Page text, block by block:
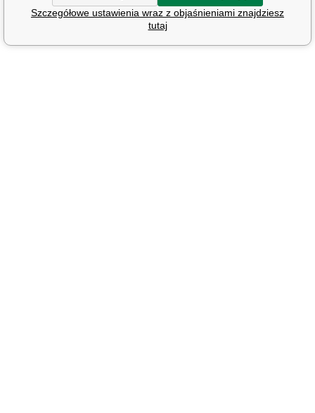
Szczegółowe ustawienia wraz z objaśnieniami znajdziesz
tutaj